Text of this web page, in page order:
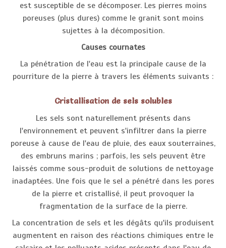
est susceptible de se décomposer. Les pierres moins
poreuses (plus dures) comme le granit sont moins
sujettes à la décomposition.
Causes cournates
La pénétration de l'eau est la principale cause de la
pourriture de la pierre à travers les éléments suivants :
Cristallisation de sels solubles
Les sels sont naturellement présents dans
l'environnement et peuvent s'infiltrer dans la pierre
poreuse à cause de l'eau de pluie, des eaux souterraines,
des embruns marins ; parfois, les sels peuvent être
laissés comme sous-produit de solutions de nettoyage
inadaptées. Une fois que le sel a pénétré dans les pores
de la pierre et cristallisé, il peut provoquer la
fragmentation de la surface de la pierre.
La concentration de sels et les dégâts qu'ils produisent
augmentent en raison des réactions chimiques entre le